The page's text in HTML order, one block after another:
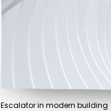
Escalator in modern building